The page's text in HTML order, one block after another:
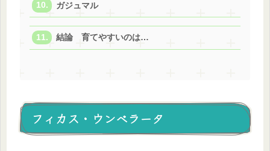
ガジュマル
結論 育てやすいのは…
フィカス・ウンベラータ